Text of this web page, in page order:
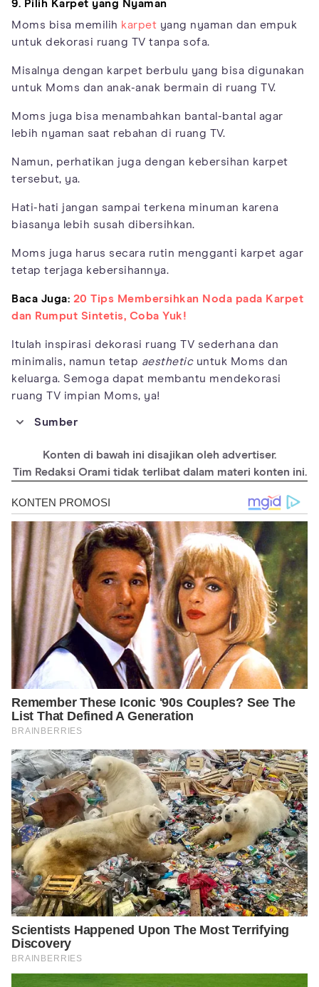
9. Pilih Karpet yang Nyaman
Moms bisa memilih karpet yang nyaman dan empuk
untuk dekorasi ruang TV tanpa sofa.
Misalnya dengan karpet berbulu yang bisa digunakan
untuk Moms dan anak-anak bermain di ruang TV.
Moms juga bisa menambahkan bantal-bantal agar
lebih nyaman saat rebahan di ruang TV.
Namun, perhatikan juga dengan kebersihan karpet
tersebut, ya.
Hati-hati jangan sampai terkena minuman karena
biasanya lebih susah dibersihkan.
Moms juga harus secara rutin mengganti karpet agar
tetap terjaga kebersihannya.
Baca Juga: 20 Tips Membersihkan Noda pada Karpet
dan Rumput Sintetis, Coba Yuk!
Itulah inspirasi dekorasi ruang TV sederhana dan
minimalis, namun tetap aestheticuntuk Moms dan
keluarga. Semoga dapat membantu mendekorasi
ruang TV impian Moms, ya!
Sumber
4782478
https://www.mydomaine.com/scandinavian-
interior-design-ideas
https://www.rumah.com/panduan-
properti/scandinavian-interior-41529
https://www.bhg.com/decorating/lessons/basic
s/where-to-put-a-television/
https://www.homesandgardens.com/interior-
design/small-living-room-tv-ideas
https://www.decoist.com/small-tv-rooms/?
chrome=1
https://www.pinhome.id/kamus-istilah-
properti/bean-bag/
https://www.dekoruma.com/artikel/48114/plus-
https://www.dekoruma.com/artikel/144014/deko
rasi-ruang-tv-minimalis-murah
https://www.dekoruma.com/artikel/125511/meng
enal-desain-japandi
Konten di bawah ini disajikan oleh advertiser.
Tim Redaksi Orami tidak terlibat dalam materi konten ini.